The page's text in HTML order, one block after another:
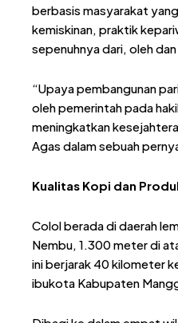
berbasis masyarakat
kemiskinan, praktik
sepenuhnya dari, oleh
“Upaya pembangunan
oleh pemerintah pada
meningkatkan
Agas dalam sebuah
Kualitas Kopi dan
Colol berada di daerah
Nembu, 1.300 meter di
ini berjarak 40 kilometer
ibukota Kabupaten